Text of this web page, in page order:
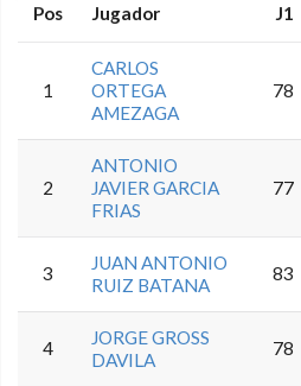
Pos Jugador J1
1
CARLOS
ORTEGA
AMEZAGA
78
2
ANTONIO
JAVIER GARCIA
FRIAS
77
3
JUAN ANTONIO
RUIZ BATANA
83
4
JORGE GROSS
DAVILA
78